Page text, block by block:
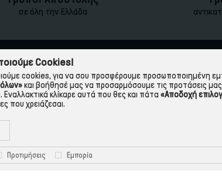
σε όλη την Ελλάδα
ΠΛΗΡΟΦΟΡΙΕΣ
Η εταιρεία
Όροι Χρήσης
Cookies!
cookies, για να σου προσφέρουμε προσωποποιημένη
και βοήθησέ μας να προσαρμόσουμε τις προτάσεις
Εναλλακτικά κλίκαρε αυτά που θες και πάτα «Αποδοχή
που χρειάζεσαι.
Προτιμήσεις Εμπορία